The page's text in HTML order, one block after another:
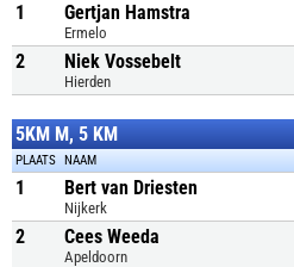
1 Gertjan Hamstra
Ermelo
2 Niek Vossebelt
Hierden
5KM M, 5 KM
PLAATS NAAM
1 Bert van Driesten
Nijkerk
2 Cees Weeda
Apeldoorn